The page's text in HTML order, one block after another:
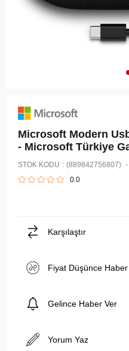
Microsoft Modern
- Microsoft Türkiye
STOK KODU (889842756807)
0.0
Karşılaştır
Fiyat Düşünce
Gelince Haber Ver
Yorum Yaz